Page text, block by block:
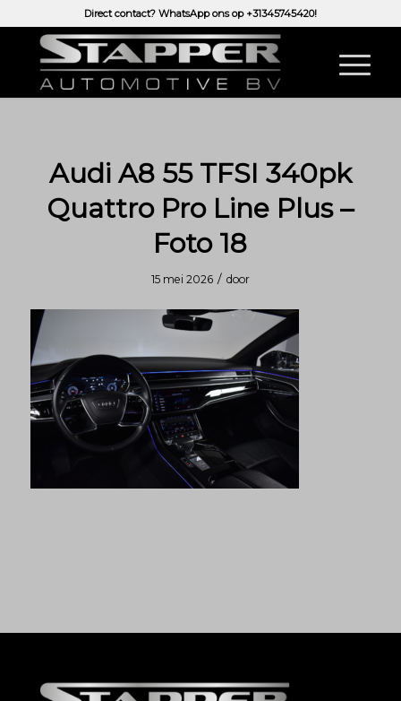
Direct contact? WhatsApp ons op +31345745420!
Audi A8 55 TFSI 340pk
Quattro Pro Line Plus –
Foto 18
15 mei 2026 / door